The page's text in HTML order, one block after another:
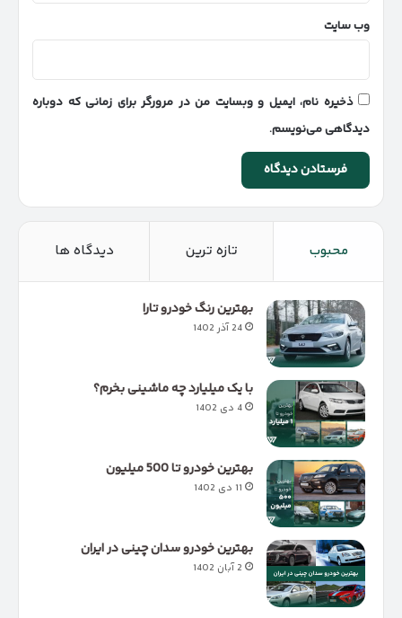
وب‌ سایت
ذخیره نام، ایمیل و وبسایت من در مرورگر برای زمانی که دوباره
دیدگاهی می‌نویسم.
محبوب تازه ترین دیدگاه ها
بهترین رنگ خودرو تارا
24 آذر 1402
با یک میلیارد چه ماشینی بخرم؟
4 دی 1402
بهترین خودرو تا 500 میلیون
11 دی 1402
بهترین خودرو سدان چینی در ایران
2 آبان 1402